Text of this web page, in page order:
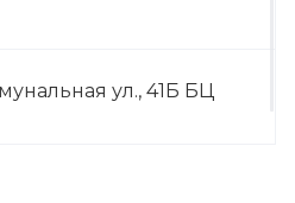
ул., 41Б БЦ